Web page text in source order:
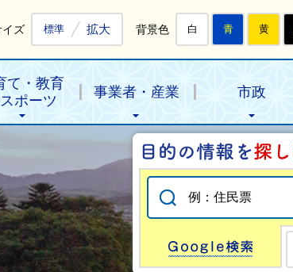
イズ 標準 拡大 背景色 白 青 黄
て・教育
スポーツ
事業者・産業 市政